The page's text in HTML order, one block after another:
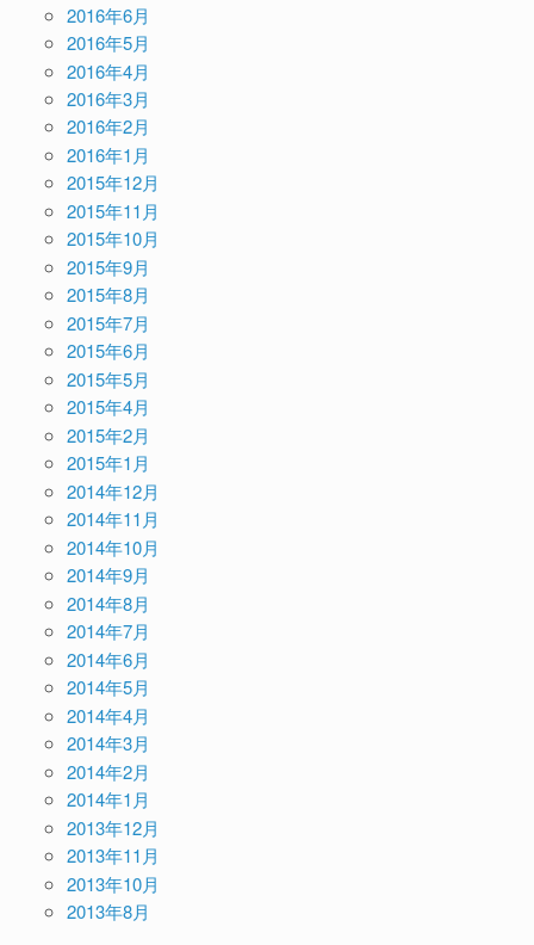
2016年6月
2016年5月
2016年4月
2016年3月
2016年2月
2016年1月
2015年12月
2015年11月
2015年10月
2015年9月
2015年8月
2015年7月
2015年6月
2015年5月
2015年4月
2015年2月
2015年1月
2014年12月
2014年11月
2014年10月
2014年9月
2014年8月
2014年7月
2014年6月
2014年5月
2014年4月
2014年3月
2014年2月
2014年1月
2013年12月
2013年11月
2013年10月
2013年8月